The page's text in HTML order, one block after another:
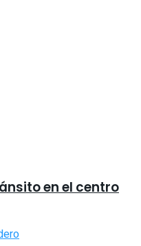
en el centro